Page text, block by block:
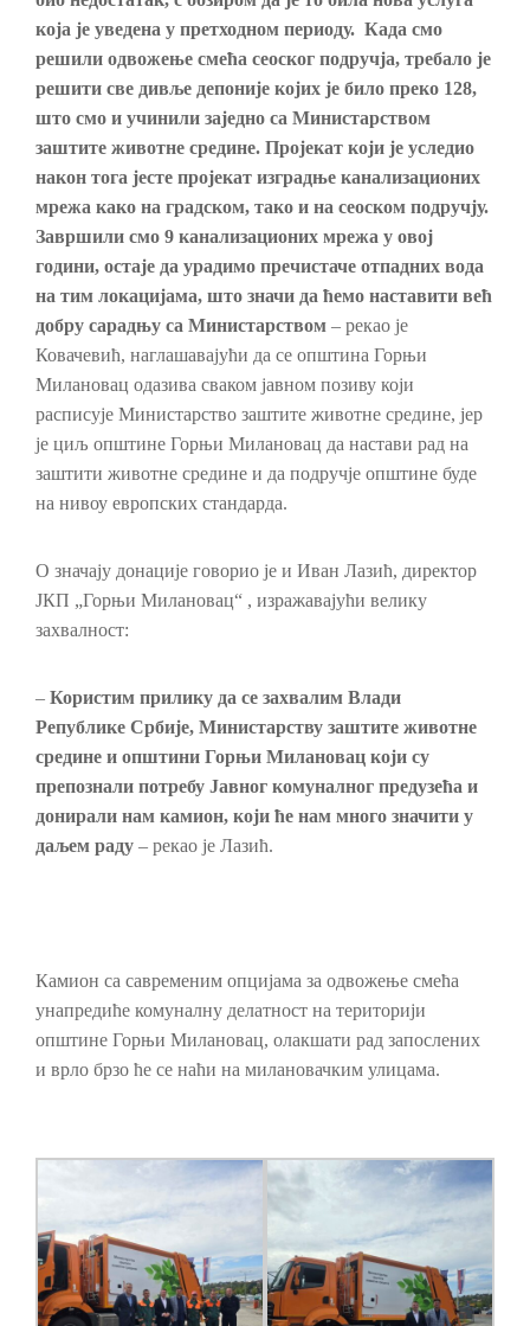
која је уведена у претходном периоду. Када смо
решили одвожење смећа сеоског подручја, требало је
решити све дивље депоније којих је било преко 128,
што смо и учинили заједно са Министарством
заштите животне средине. Пројекат који је уследио
након тога јесте пројекат изградње канализационих
мрежа како на градском, тако и на сеоском подручју.
Завршили смо 9 канализационих мрежа у овој
години, остаје да урадимо пречистаче отпадних вода
на тим локацијама, што значи да ћемо наставити већ
добру сарадњу са Министарством – рекао је
Ковачевић, наглашавајући да се општина Горњи
Милановац одазива сваком јавном позиву који
расписује Министарство заштите животне средине, јер
је циљ општине Горњи Милановац да настави рад на
заштити животне средине и да подручје општине буде
на нивоу европских стандарда.
О значају донације говорио је и Иван Лазић, директор
ЈКП „Горњи Милановац“ , изражавајући велику
захвалност:
– Користим прилику да се захвалим Влади
Републике Србије, Министарству заштите животне
средине и општини Горњи Милановац који су
препознали потребу Јавног комуналног предузећа и
донирали нам камион, који ће нам много значити у
даљем раду – рекао је Лазић.
Камион са савременим опцијама за одвожење смећа
унапредиће комуналну делатност на територији
општине Горњи Милановац, олакшати рад запослених
и врло брзо ће се наћи на милановачким улицама.